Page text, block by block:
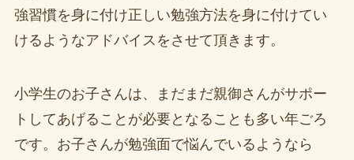
強習慣を身に付け正しい勉強方法を身に付けてい
けるようなアドバイスをさせて頂きます。
小学生のお子さんは、まだまだ親御さんがサポー
トしてあげることが必要となることも多い年ごろ
です。お子さんが勉強面で悩んでいるようなら